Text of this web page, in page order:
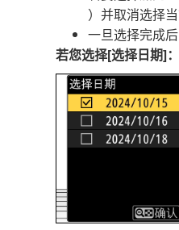
）并取消选择
一旦选择完成
若您选择[选择日期]：